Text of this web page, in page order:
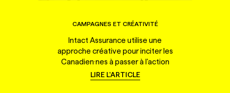
CAMPAGNES ET CRÉATIVITÉ
Intact Assurance utilise une
approche créative pour inciter les
Canadien·nes à passer à l'action
LIRE L'ARTICLE